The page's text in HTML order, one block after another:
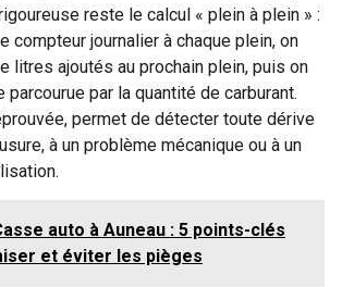
reste le calcul « plein à plein » :
compteur journalier à chaque plein, on
litres ajoutés au prochain plein, puis on
par la quantité de carburant.
permet de détecter toute dérive
à un problème mécanique ou à un
auto à Auneau : 5 points-clés
et éviter les pièges